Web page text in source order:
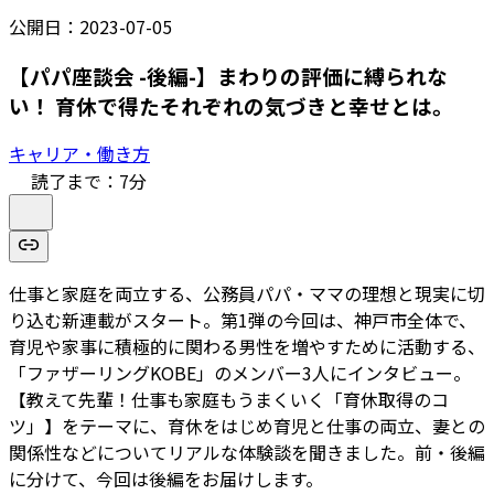
公開日： 2023-07-05
【パパ座談会 -後編-】まわりの評価に縛られな
い！ 育休で得たそれぞれの気づきと幸せとは。
キャリア・働き方
読了まで： 7分
仕事と家庭を両立する、公務員パパ・ママの理想と現実に切
り込む新連載がスタート。第1弾の今回は、神戸市全体で、
育児や家事に積極的に関わる男性を増やすために活動する、
「ファザーリングKOBE」のメンバー3人にインタビュー。
【教えて先輩！仕事も家庭もうまくいく「育休取得のコ
ツ」】をテーマに、育休をはじめ育児と仕事の両立、妻との
関係性などについてリアルな体験談を聞きました。前・後編
に分けて、今回は後編をお届けします。